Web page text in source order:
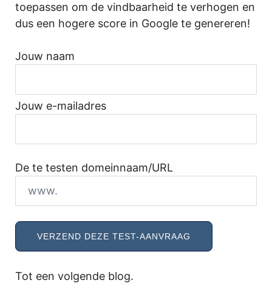
toepassen om de vindbaarheid te verhogen en
dus een hogere score in Google te genereren!
Jouw naam
Jouw e-mailadres
De te testen domeinnaam/URL
Tot een volgende blog.